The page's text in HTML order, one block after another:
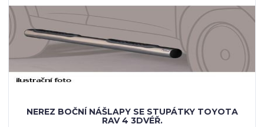
NEREZ BOČNÍ NÁŠLAPY SE STUPÁTKY TOYOTA
RAV 4 3DVÉŘ.